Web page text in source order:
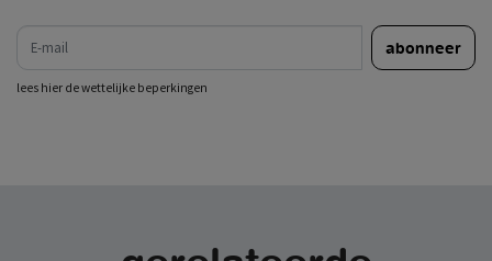
abonneer
lees hier de wettelijke beperkingen